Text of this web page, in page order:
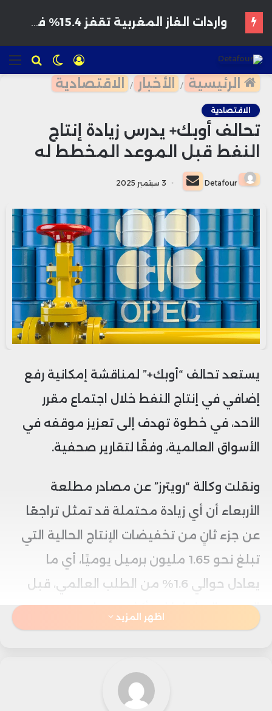
هواتف مخترقة تغزو الأسواق المغربية بأسعار مغرية وتحذيرات من برمجيات تجسس
للبحث الوضع
المظلم
تسجيل
الدخول
الرئيسية / الأخبار / الاقتصادية
الاقتصادية
تحالف أوبك+ يدرس زيادة إنتاج
النفط قبل الموعد المخطط له
Detafour
أرسل
بريدا
إلكترونيا
3 سبتمبر 2025
يستعد تحالف “أوبك+” لمناقشة إمكانية رفع
إضافي في إنتاج النفط خلال اجتماع مقرر
الأحد، في خطوة تهدف إلى تعزيز موقفه في
الأسواق العالمية، وفقًا لتقارير صحفية.
ونقلت وكالة “رويترز” عن مصادر مطلعة
الأربعاء أن أي زيادة محتملة قد تمثل تراجعًا
عن جزء ثانٍ من تخفيضات الإنتاج الحالية التي
تبلغ نحو 1.65 مليون برميل يوميًا، أي ما
يعادل حوالي 1.6% من الطلب العالمي، قبل
الموعد المخطط له بأكثر من عام.
إلى احتمال تأجيل أي زيادة في الإنتاج لشهر
أكتوبر، موضحين أن القرار النهائي لم يتم
اظهر المزيد